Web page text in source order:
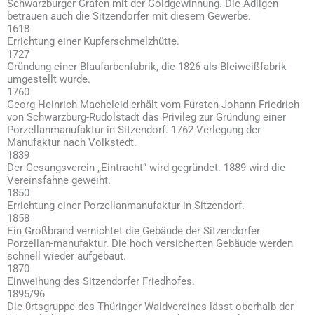
Schwarzburger Grafen mit der Goldgewinnung. Die Adligen
betrauen auch die Sitzendorfer mit diesem Gewerbe.
1618
Errichtung einer Kupferschmelzhütte.
1727
Gründung einer Blaufarbenfabrik, die 1826 als Bleiweißfabrik
umgestellt wurde.
1760
Georg Heinrich Macheleid erhält vom Fürsten Johann Friedrich
von Schwarzburg-Rudolstadt das Privileg zur Gründung einer
Porzellanmanufaktur in Sitzendorf. 1762 Verlegung der
Manufaktur nach Volkstedt.
1839
Der Gesangsverein „Eintracht“ wird gegründet. 1889 wird die
Vereinsfahne geweiht.
1850
Errichtung einer Porzellanmanufaktur in Sitzendorf.
1858
Ein Großbrand vernichtet die Gebäude der Sitzendorfer
Porzellan-manufaktur. Die hoch versicherten Gebäude werden
schnell wieder aufgebaut.
1870
Einweihung des Sitzendorfer Friedhofes.
1895/96
Die 0rtsgruppe des Thüringer Waldvereines lässt oberhalb der